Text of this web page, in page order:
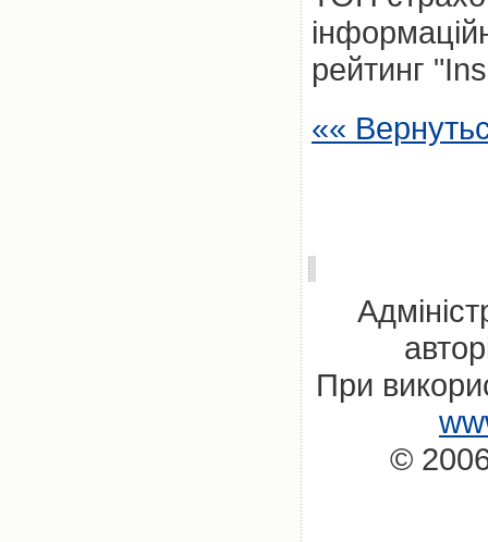
рейтинг
««
При
©